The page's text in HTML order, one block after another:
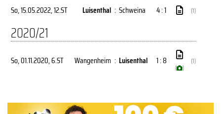
So, 15.05.2022, 12.ST Luisenthal : Schweina 4 : 1 (1)
2020/21
So, 01.11.2020, 6.ST Wangenheim : Luisenthal 1 : 8
( )
(1)